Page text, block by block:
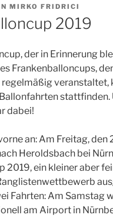
MIRKO FRIDRICI
2019
der in Erinnerung
Frankenballoncups,
veranstaltet,
stattfinden.
dabei!
an: Am Freitag, den
Heroldsbach bei
2019, ein kleiner aber
Fahrten: Am Samstag
am Airport in